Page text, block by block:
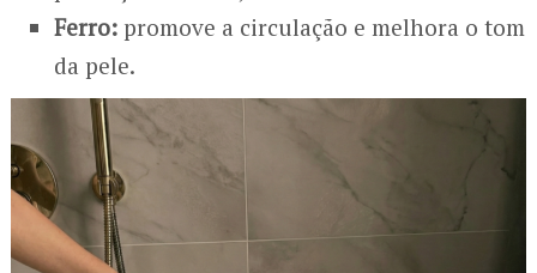
Ferro: promove a circulação e melhora o tom
da pele.